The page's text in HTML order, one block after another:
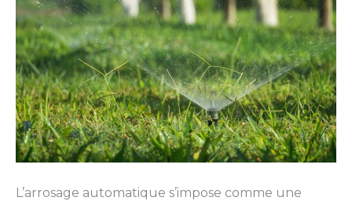
L’arrosage automatique s’impose comme une